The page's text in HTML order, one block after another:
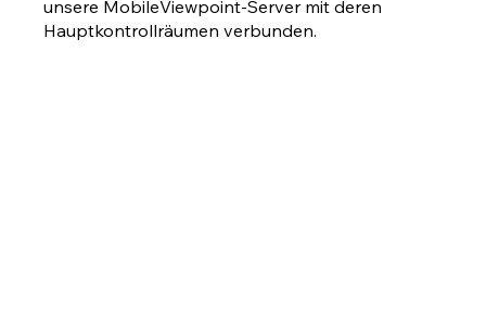
unsere MobileViewpoint-Server mit deren
Hauptkontrollräumen verbunden.